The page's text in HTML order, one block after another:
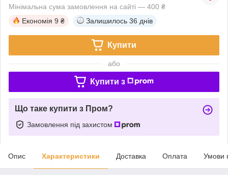
Мінімальна сума замовлення на сайті — 400 ₴
Економія 9 ₴ Залишилось 36 днів
Купити
або
Купити з
Що таке купити з Пром?
Замовлення під захистом
Опис Характеристики Доставка Оплата Умови